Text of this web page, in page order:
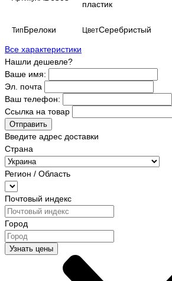
пластик
ТипБрелоки ЦветСеребристый
Все характеристики
Нашли дешевле?
Ваше имя:
Эл. почта
Ваш телефон:
Ссылка на товар
Отправить
Введите адрес доставки
Страна
Регион / Область
Почтовый индекс
Город
Узнать цены